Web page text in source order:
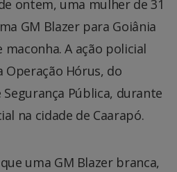
ontem, uma mulher de 31
GM Blazer para Goiânia
maconha. A ação policial
Hórus, do
Pública, durante
na cidade de Caarapó.
uma GM Blazer branca,